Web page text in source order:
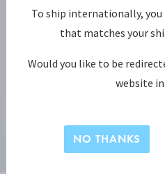
To ship internationally,
that matches your
Would you like to be
website
NO THANKS